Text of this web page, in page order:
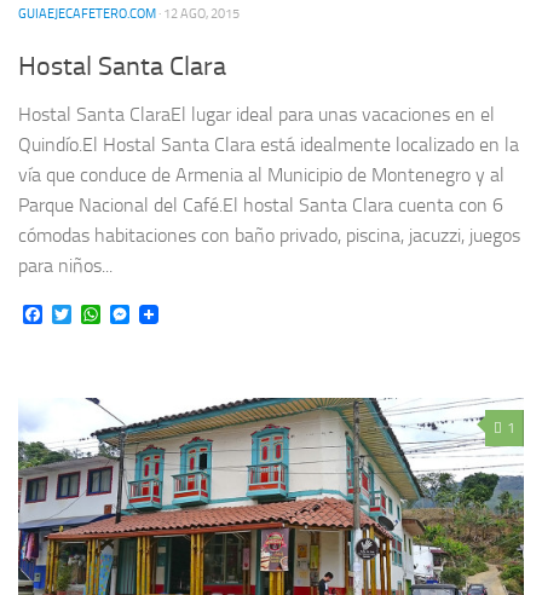
GUIAEJECAFETERO.COM · 12 AGO, 2015
Hostal Santa Clara
Hostal Santa ClaraEl lugar ideal para unas vacaciones en el
Quindío.El Hostal Santa Clara está idealmente localizado en la
vía que conduce de Armenia al Municipio de Montenegro y al
Parque Nacional del Café.El hostal Santa Clara cuenta con 6
cómodas habitaciones con baño privado, piscina, jacuzzi, juegos
para niños...
Facebook
TwitterWhatsApp
Messenger
1